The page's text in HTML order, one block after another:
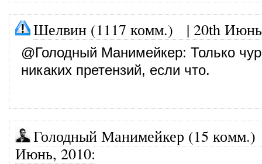
Шелвин (1117 комм.) | 20th
@Голодный Манимейкер: Только
никаких претензий, если что.
Голодный Манимейкер (15 комм.)
Июнь, 2010: